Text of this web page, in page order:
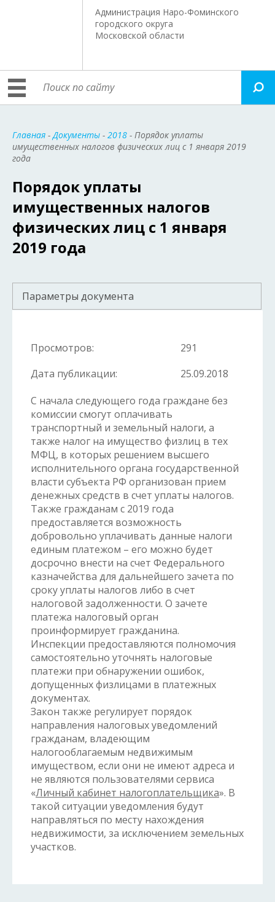
Администрация Наро-Фоминского
городского округа
Московской области
Главная -Документы - 2018 - Порядок уплаты
имущественных налогов физических лиц с 1 января 2019
года
Порядок уплаты
имущественных налогов
физических лиц с 1 января
2019 года
Параметры документа
Просмотров:
291
Дата публикации:
25.09.2018
С начала следующего года граждане без
комиссии смогут оплачивать
транспортный и земельный налоги, а
также налог на имущество физлиц в тех
МФЦ, в которых решением высшего
исполнительного органа государственной
власти субъекта РФ организован прием
денежных средств в счет уплаты налогов.
Также гражданам с 2019 года
предоставляется возможность
добровольно уплачивать данные налоги
единым платежом – его можно будет
досрочно внести на счет Федерального
казначейства для дальнейшего зачета по
сроку уплаты налогов либо в счет
налоговой задолженности. О зачете
платежа налоговый орган
проинформирует гражданина.
Инспекции предоставляются полномочия
самостоятельно уточнять налоговые
платежи при обнаружении ошибок,
допущенных физлицами в платежных
документах.
Закон также регулирует порядок
направления налоговых уведомлений
гражданам, владеющим
налогооблагаемым недвижимым
имуществом, если они не имеют адреса и
не являются пользователями сервиса
«Личный кабинет налогоплательщика». В
такой ситуации уведомления будут
направляться по месту нахождения
недвижимости, за исключением земельных
участков.